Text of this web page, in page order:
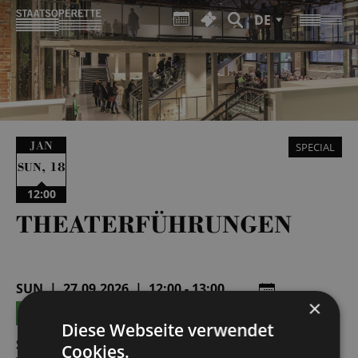
DE
JAN
SUN, 18
12:00
SPECIAL
THEATERFÜHRUNGEN
SUN | 27.09.2026 | 12:00 - 13:00
SUN | 04.10.2026 | 12:00 - 13:00
×
Diese Webseite verwendet
Cookies.